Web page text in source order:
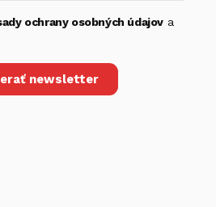
ochrany osobných údajova
newsletter